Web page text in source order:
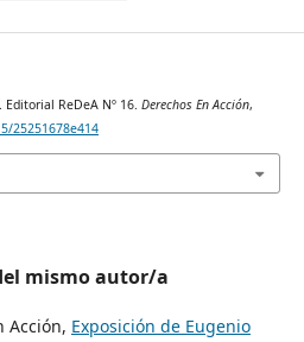
Editorial ReDeA Nº 16. Derechos En Acción,
25251678e414
mismo autor/a
Acción, Exposición de Eugenio